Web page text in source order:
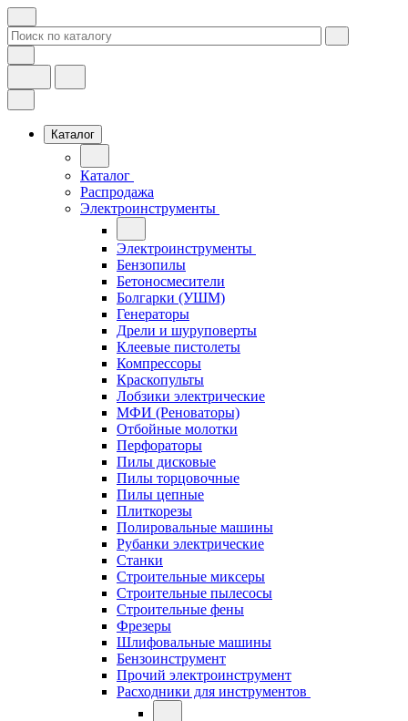
Каталог
Каталог
Распродажа
Электроинструменты
Электроинструменты
Бензопилы
Бетоносмесители
Болгарки (УШМ)
Генераторы
Дрели и шуруповерты
Клеевые пистолеты
Компрессоры
Краскопульты
Лобзики электрические
МФИ (Реноваторы)
Отбойные молотки
Перфораторы
Пилы дисковые
Пилы торцовочные
Пилы цепные
Плиткорезы
Полировальные машины
Рубанки электрические
Станки
Строительные миксеры
Строительные пылесосы
Строительные фены
Фрезеры
Шлифовальные машины
Бензоинструмент
Прочий электроинструмент
Расходники для инструментов